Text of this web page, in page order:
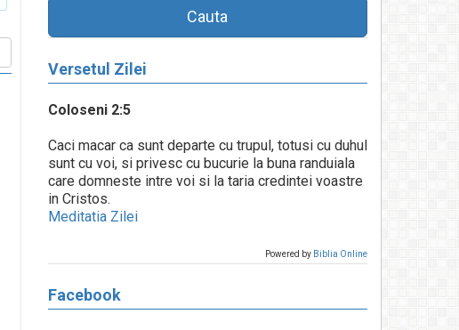
Cauta
Versetul Zilei
Coloseni 2:5
Caci macar ca sunt departe cu trupul, totusi cu duhul
sunt cu voi, si privesc cu bucurie la buna randuiala
care domneste intre voi si la taria credintei voastre
in Cristos.
Meditatia Zilei
Powered by Biblia Online
Facebook